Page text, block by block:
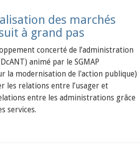
des marchés
à grand pas
concerté de l’administration
animé par le SGMAP
la modernisation de l'action publique)
les relations entre l’usager et
entre les administrations grâce
services.